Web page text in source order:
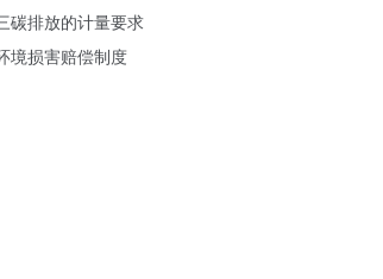
碳排放的计量要求
境损害赔偿制度